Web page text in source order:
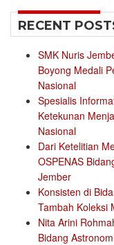
RECENT
SMK Nuris
Boyong Medali
Nasional
Spesialis
Ketekunan
Nasional
Dari Ketelitian
OSPENAS
Jember
Konsisten di
Tambah Koleksi
Nita Arini
Bidang